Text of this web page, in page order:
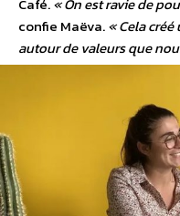
confie Maëva.« Cela
autour de valeurs que